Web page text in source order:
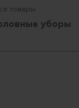
товары
уборы